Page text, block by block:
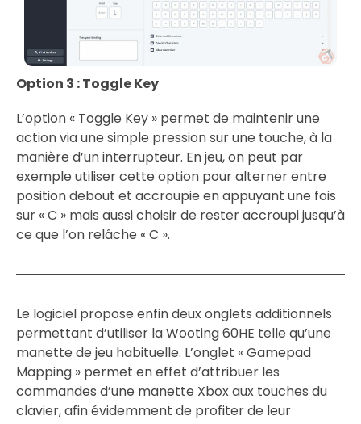
Option 3 : Toggle Key
L’option « Toggle Key » permet de maintenir une
action via une simple pression sur une touche, à la
manière d’un interrupteur. En jeu, on peut par
exemple utiliser cette option pour alterner entre
position debout et accroupie en appuyant une fois
sur « C » mais aussi choisir de rester accroupi jusqu’à
ce que l’on relâche « C ».
Le logiciel propose enfin deux onglets additionnels
permettant d’utiliser la Wooting 60HE telle qu’une
manette de jeu habituelle. L’onglet « Gamepad
Mapping » permet en effet d’attribuer les
commandes d’une manette Xbox aux touches du
clavier, afin évidemment de profiter de leur